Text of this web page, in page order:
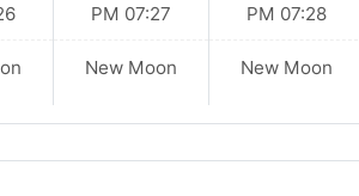
07:28 PM
New Moon
07:27 PM
New Moon